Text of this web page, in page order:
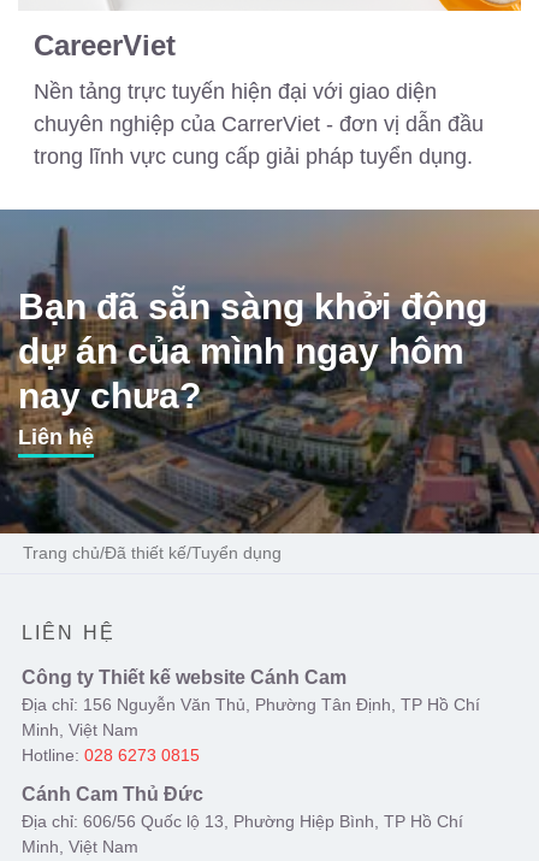
CareerViet
Nền tảng trực tuyến hiện đại với giao diện
chuyên nghiệp của CarrerViet - đơn vị dẫn đầu
trong lĩnh vực cung cấp giải pháp tuyển dụng.
Bạn đã sẵn sàng khởi động
dự án của mình ngay hôm
nay chưa?
Liên hệ
Trang chủ/Đã thiết kế/Tuyển dụng
LIÊN HỆ
Công ty Thiết kế website Cánh Cam
Địa chỉ: 156 Nguyễn Văn Thủ, Phường Tân Định, TP Hồ Chí
Minh, Việt Nam
Hotline: 028 6273 0815
Cánh Cam Thủ Đức
Địa chỉ: 606/56 Quốc lộ 13, Phường Hiệp Bình, TP Hồ Chí
Minh, Việt Nam